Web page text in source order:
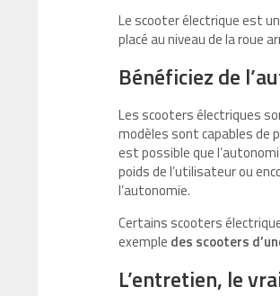
Le scooter électrique est
placé au niveau de la roue
Bénéficiez de
Les scooters électriques
modèles sont capables de
est possible que
poids de l’utilisateur ou
l’autonomie.
Certains scooters
exemple des scooters
L’entretien, le